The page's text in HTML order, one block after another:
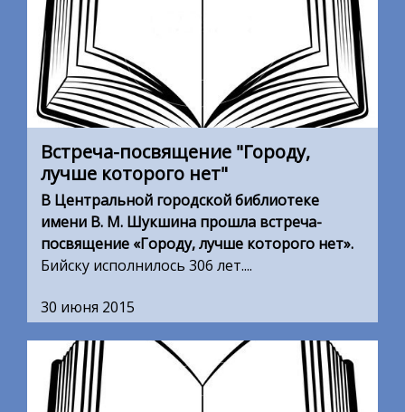
Встреча-посвящение "Городу,
лучше которого нет"
В Центральной городской библиотеке
имени В. М. Шукшина прошла встреча-
посвящение «Городу, лучше которого нет».
Бийску исполнилось 306 лет....
30 июня 2015